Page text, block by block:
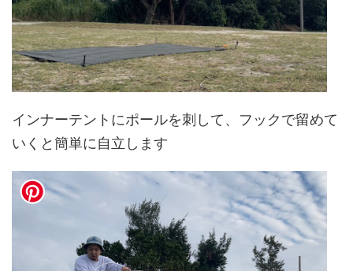
インナーテントにポールを刺して、フックで留めて
いくと簡単に自立します